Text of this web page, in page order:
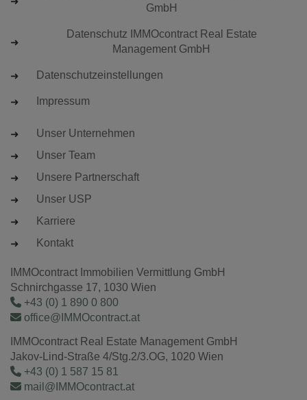
GmbH
Datenschutz IMMOcontract Real Estate
Management GmbH
Datenschutzeinstellungen
Impressum
Unser Unternehmen
Unser Team
Unsere Partnerschaft
Unser USP
Karriere
Kontakt
IMMOcontract Immobilien Vermittlung GmbH
Schnirchgasse 17, 1030 Wien
+43 (0) 1 890 0 800
office@IMMOcontract.at
IMMOcontract Real Estate Management GmbH
Jakov-Lind-Straße 4/Stg.2/3.OG, 1020 Wien
+43 (0) 1 587 15 81
mail@IMMOcontract.at